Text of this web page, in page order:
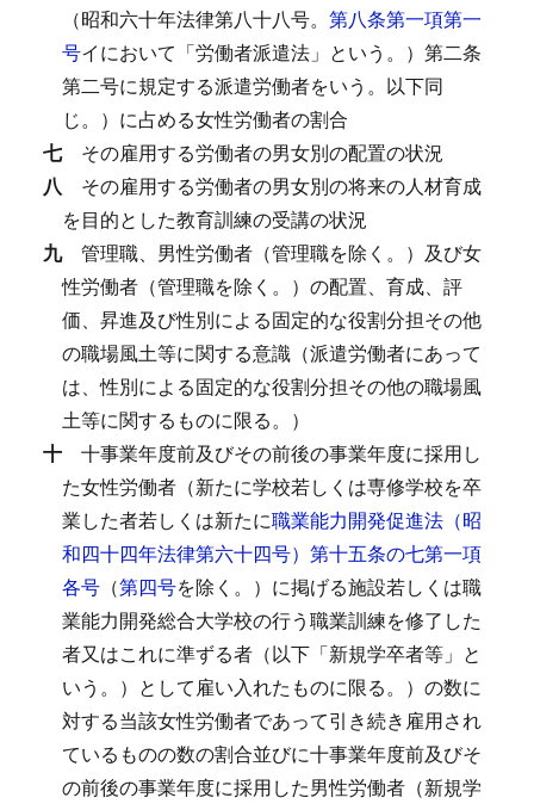
（昭和六十年法律第八十八号。 第八条第一項第一
号イにおいて「労働者派遣法」という。）第二条
第二号に規定する派遣労働者をいう。以下同
じ。）に占める女性労働者の割合
七 その雇用する労働者の男女別の配置の状況
八 その雇用する労働者の男女別の将来の人材育成
を目的とした教育訓練の受講の状況
九 管理職、男性労働者（管理職を除く。）及び女
性労働者（管理職を除く。）の配置、育成、評
価、昇進及び性別による固定的な役割分担その他
の職場風土等に関する意識（派遣労働者にあって
は、性別による固定的な役割分担その他の職場風
土等に関するものに限る。）
十 十事業年度前及びその前後の事業年度に採用し
た女性労働者（新たに学校若しくは専修学校を卒
業した者若しくは新たに職業能力開発促進法（昭
和四十四年法律第六十四号）第十五条の七第一項
各号 （第四号を除く。）に掲げる施設若しくは職
業能力開発総合大学校の行う職業訓練を修了した
者又はこれに準ずる者（以下「新規学卒者等」と
いう。）として雇い入れたものに限る。）の数に
対する当該女性労働者であって引き続き雇用され
ているものの数の割合並びに十事業年度前及びそ
の前後の事業年度に採用した男性労働者（新規学